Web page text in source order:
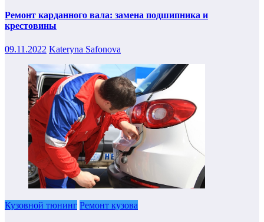
Ремонт карданного вала: замена подшипника и
крестовины
09.11.2022 Kateryna Safonova
Кузовной тюнинг Ремонт кузова